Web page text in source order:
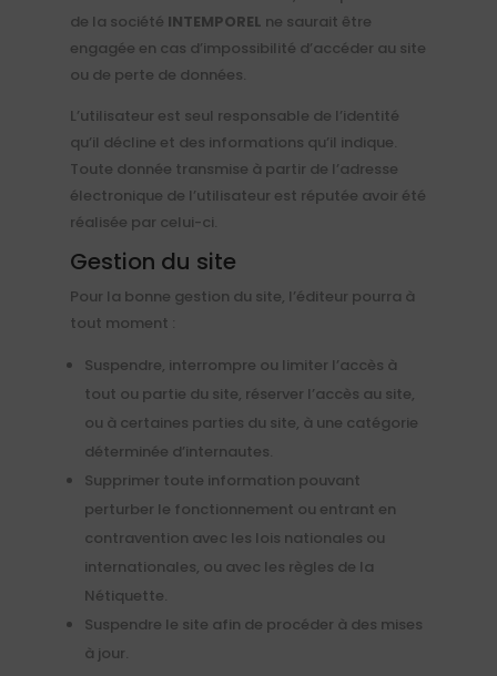
de la société INTEMPOREL ne saurait être
engagée en cas d’impossibilité d’accéder au site
ou de perte de données.
L’utilisateur est seul responsable de l’identité
qu’il décline et des informations qu’il indique.
Toute donnée transmise à partir de l’adresse
électronique de l’utilisateur est réputée avoir été
réalisée par celui-ci.
Gestion du site
Pour la bonne gestion du site, l’éditeur pourra à
tout moment :
Suspendre, interrompre ou limiter l’accès à
tout ou partie du site, réserver l’accès au site,
ou à certaines parties du site, à une catégorie
déterminée d’internautes.
Supprimer toute information pouvant
perturber le fonctionnement ou entrant en
contravention avec les lois nationales ou
internationales, ou avec les règles de la
Nétiquette.
Suspendre le site afin de procéder à des mises
à jour.